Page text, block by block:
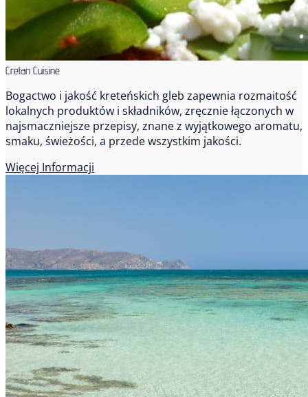
Cretan Cuisine
Bogactwo i jakość kreteńskich gleb zapewnia rozmaitość
lokalnych produktów i składników, zręcznie łączonych w
najsmaczniejsze przepisy, znane z wyjątkowego aromatu,
smaku, świeżości, a przede wszystkim jakości.
Więcej Informacji